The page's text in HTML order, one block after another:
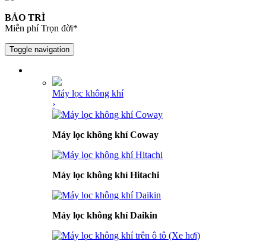
BẢO TRÌ
Miễn phí Trọn đời*
Toggle navigation
Máy lọc không khí
›
Máy lọc không khí Coway
Máy lọc không khí Hitachi
Máy lọc không khí Daikin